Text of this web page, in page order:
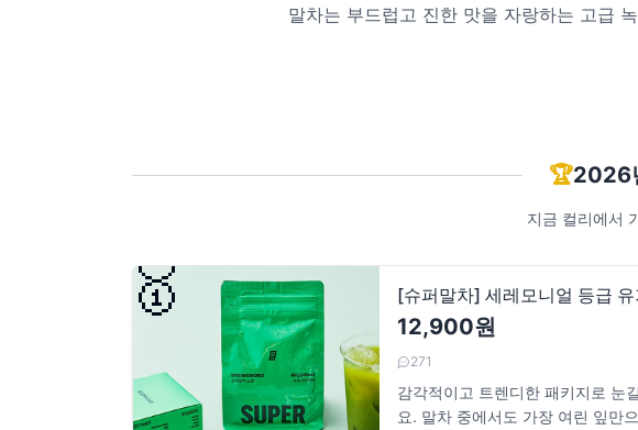
말차는 부드럽고 진한 맛을 자랑하는 고급
🏆2026
지금 컬리에서
🥇 [슈퍼말차] 세레모니얼 등급
12,900원
271
감각적이고 트렌디한 패키지로 눈
요. 말차 중에서도 가장 여린 잎만